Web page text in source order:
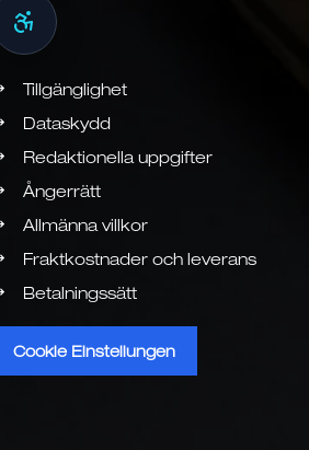
Tillgänglighet
Dataskydd
Redaktionella uppgifter
Ångerrätt
Allmänna villkor
Fraktkostnader och leverans
Betalningssätt
Cookie Einstellungen